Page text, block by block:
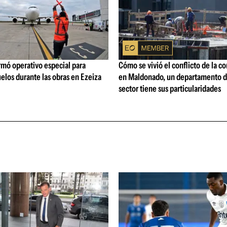
operativo especial para
durante las obras en Ezeiza
Cómo se vivió el conflicto de la
en Maldonado, un departamento
sector tiene sus particularidades